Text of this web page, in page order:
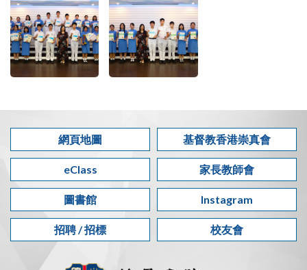
網頁地圖 基督教香港崇真會
eClass 家長教師會
圖書館 Instagram
招聘 / 招標 校友會